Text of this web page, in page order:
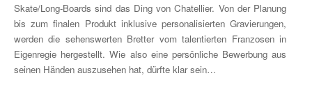
Skate/Long-Boards sind das Ding von Chatellier. Von der Planung
bis zum finalen Produkt inklusive personalisierten Gravierungen,
werden die sehenswerten Bretter vom talentierten Franzosen in
Eigenregie hergestellt. Wie also eine persönliche Bewerbung aus
seinen Händen auszusehen hat, dürfte klar sein…